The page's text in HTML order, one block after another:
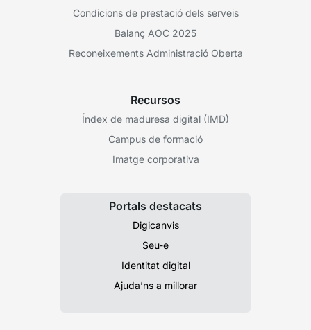
Condicions de prestació dels serveis
Balanç AOC 2025
Reconeixements Administració Oberta
Recursos
Índex de maduresa digital (IMD)
Campus de formació
Imatge corporativa
Portals destacats
Digicanvis
Seu-e
Identitat digital
Ajuda’ns a millorar